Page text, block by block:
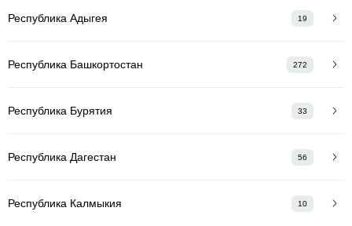
Республика Адыгея 19
Республика Башкортостан 272
Республика Бурятия 33
Республика Дагестан 56
Республика Калмыкия 10